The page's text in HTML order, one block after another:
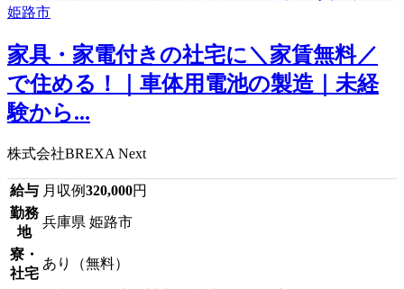
家具・家電付きの社宅に＼家賃無料／
で住める！｜車体用電池の製造｜未経
験から...
株式会社BREXA Next
給与 月収例320,000円
勤務
地
兵庫県 姫路市
寮・
社宅
あり（無料）